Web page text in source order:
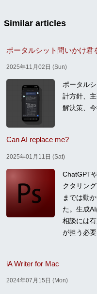
Similar articles
ポータルシット問いかけ君
2025年11月02日 (Sun)
ポータル
計方針、
解決策、
Can AI replace me?
2025年01月11日 (Sat)
ChatGPT
クタリン
までは動
た。生成
相談には
が担う必要
iA Writer for Mac
2024年07月15日 (Mon)